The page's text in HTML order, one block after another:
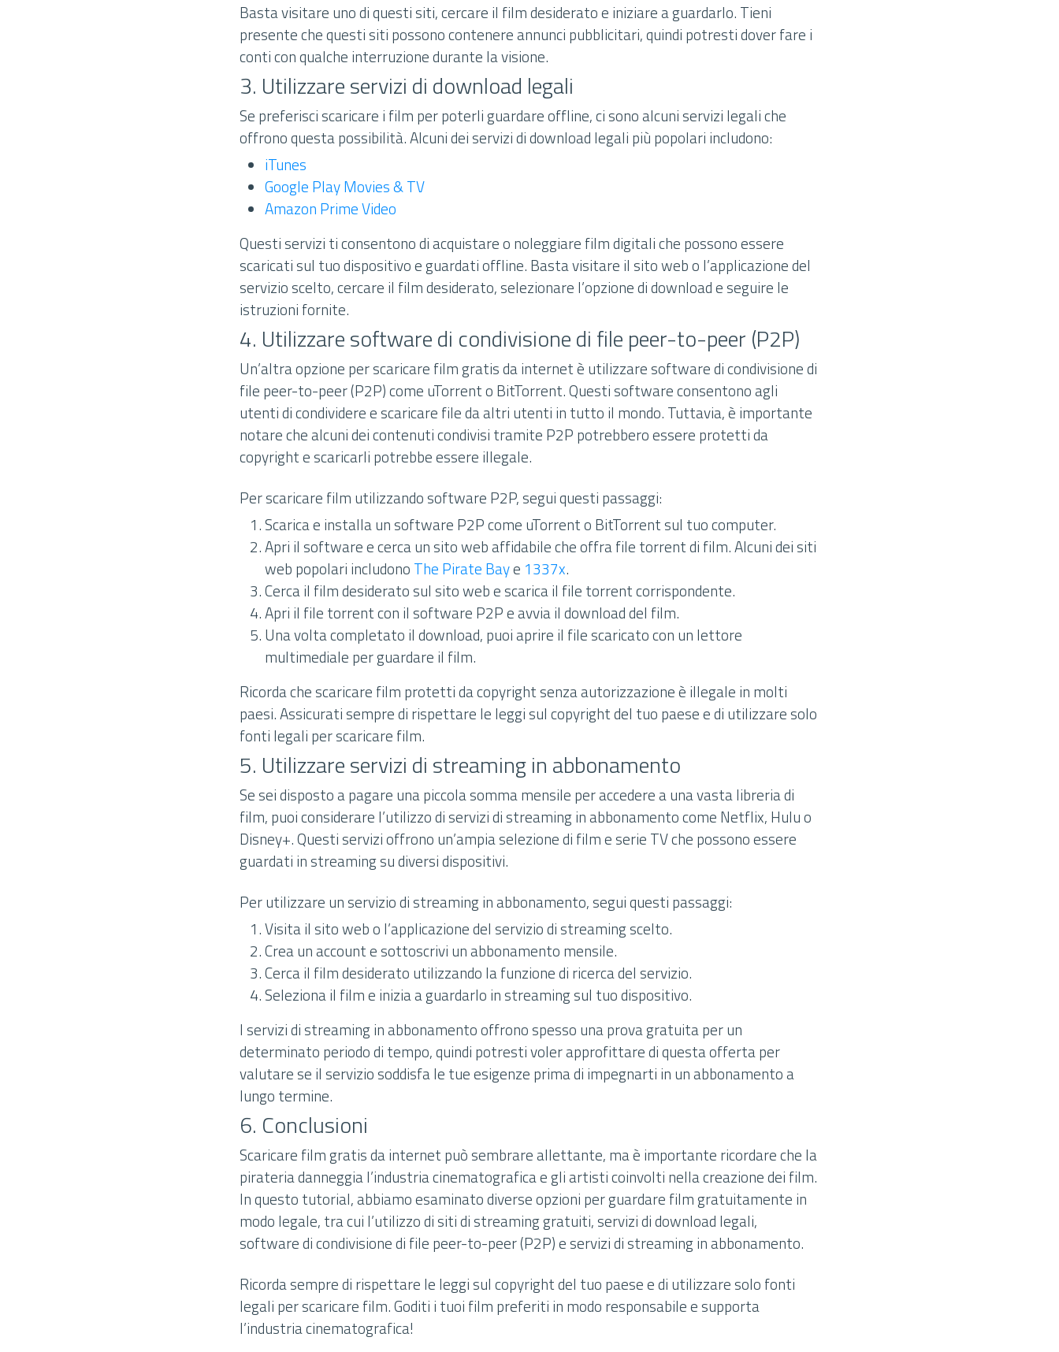
Basta visitare uno di questi siti, cercare il film desiderato e iniziare a guardarlo. Tieni
presente che questi siti possono contenere annunci pubblicitari, quindi potresti dover fare i
conti con qualche interruzione durante la visione.
3. Utilizzare servizi di download legali
Se preferisci scaricare i film per poterli guardare offline, ci sono alcuni servizi legali che
offrono questa possibilità. Alcuni dei servizi di download legali più popolari includono:
iTunes
Google Play Movies & TV
Amazon Prime Video
Questi servizi ti consentono di acquistare o noleggiare film digitali che possono essere
scaricati sul tuo dispositivo e guardati offline. Basta visitare il sito web o l’applicazione del
servizio scelto, cercare il film desiderato, selezionare l’opzione di download e seguire le
istruzioni fornite.
4. Utilizzare software di condivisione di file peer-to-peer (P2P)
Un’altra opzione per scaricare film gratis da internet è utilizzare software di condivisione di
file peer-to-peer (P2P) come uTorrent o BitTorrent. Questi software consentono agli
utenti di condividere e scaricare file da altri utenti in tutto il mondo. Tuttavia, è importante
notare che alcuni dei contenuti condivisi tramite P2P potrebbero essere protetti da
copyright e scaricarli potrebbe essere illegale.
Per scaricare film utilizzando software P2P, segui questi passaggi:
Scarica e installa un software P2P come uTorrent o BitTorrent sul tuo computer.
Apri il software e cerca un sito web affidabile che offra file torrent di film. Alcuni dei siti
web popolari includono The Pirate Baye 1337x.
Cerca il film desiderato sul sito web e scarica il file torrent corrispondente.
Apri il file torrent con il software P2P e avvia il download del film.
Una volta completato il download, puoi aprire il file scaricato con un lettore
multimediale per guardare il film.
Ricorda che scaricare film protetti da copyright senza autorizzazione è illegale in molti
paesi. Assicurati sempre di rispettare le leggi sul copyright del tuo paese e di utilizzare solo
fonti legali per scaricare film.
5. Utilizzare servizi di streaming in abbonamento
Se sei disposto a pagare una piccola somma mensile per accedere a una vasta libreria di
film, puoi considerare l’utilizzo di servizi di streaming in abbonamento come Netflix, Hulu o
Disney+. Questi servizi offrono un’ampia selezione di film e serie TV che possono essere
guardati in streaming su diversi dispositivi.
Per utilizzare un servizio di streaming in abbonamento, segui questi passaggi:
Visita il sito web o l’applicazione del servizio di streaming scelto.
Crea un account e sottoscrivi un abbonamento mensile.
Cerca il film desiderato utilizzando la funzione di ricerca del servizio.
Seleziona il film e inizia a guardarlo in streaming sul tuo dispositivo.
I servizi di streaming in abbonamento offrono spesso una prova gratuita per un
determinato periodo di tempo, quindi potresti voler approfittare di questa offerta per
valutare se il servizio soddisfa le tue esigenze prima di impegnarti in un abbonamento a
lungo termine.
6. Conclusioni
Scaricare film gratis da internet può sembrare allettante, ma è importante ricordare che la
pirateria danneggia l’industria cinematografica e gli artisti coinvolti nella creazione dei film.
In questo tutorial, abbiamo esaminato diverse opzioni per guardare film gratuitamente in
modo legale, tra cui l’utilizzo di siti di streaming gratuiti, servizi di download legali,
software di condivisione di file peer-to-peer (P2P) e servizi di streaming in abbonamento.
Ricorda sempre di rispettare le leggi sul copyright del tuo paese e di utilizzare solo fonti
legali per scaricare film. Goditi i tuoi film preferiti in modo responsabile e supporta
l’industria cinematografica!